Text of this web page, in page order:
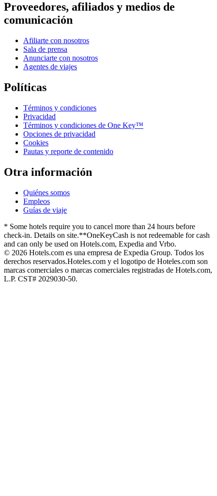
Proveedores, afiliados y medios de
comunicación
Afiliarte con nosotros
Sala de prensa
Anunciarte con nosotros
Agentes de viajes
Políticas
Términos y condiciones
Privacidad
Términos y condiciones de One Key™
Opciones de privacidad
Cookies
Pautas y reporte de contenido
Otra información
Quiénes somos
Empleos
Guías de viaje
* Some hotels require you to cancel more than 24 hours before
check-in. Details on site.**OneKeyCash is not redeemable for cash
and can only be used on Hotels.com, Expedia and Vrbo.
© 2026 Hotels.com es una empresa de Expedia Group. Todos los
derechos reservados.Hoteles.com y el logotipo de Hoteles.com son
marcas comerciales o marcas comerciales registradas de Hotels.com,
L.P. CST# 2029030-50.